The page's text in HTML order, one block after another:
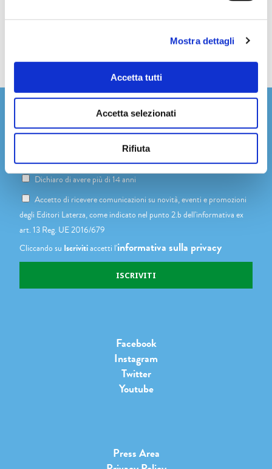
Mostra dettagli
Accetta tutti
Accetta selezionati
Rifiuta
Dichiaro di avere più di 14 anni
Accetto di ricevere comunicazioni su novità, eventi e promozioni
degli Editori Laterza, come indicato nel punto 2.b dell'informativa ex
art. 13 Reg. UE 2016/679
Cliccando su Iscrivitiaccetti l'informativa sulla privacy
Facebook
Instagram
Twitter
Youtube
Press Area